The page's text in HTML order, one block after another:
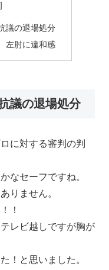
議の退場処分
左肘に違和感
議の退場処分
に対する審判の判
なセーフですね。
りません。
！
レビ越しですが胸が
！と思いました。